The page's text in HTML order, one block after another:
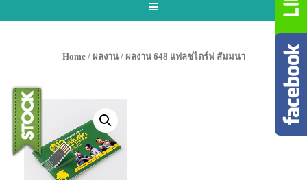
Toggle
Home/ ผลงาน/ ผลงาน 648 แฟลชไดร์ฟ สัมมนา